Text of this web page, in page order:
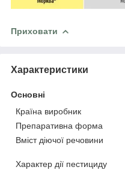
Приховати
Характеристики
Основні
Країна виробник
Препаративна форма
Вміст діючої речовини
Характер дії пестициду